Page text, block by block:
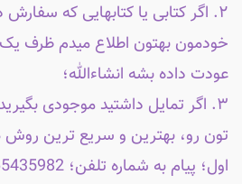
۲. اگر کتابی یا کتابهایی که سفارش
خودمون بهتون اطلاع میدم ظرف یک
عودت داده بشه انشاءالله؛
۳. اگر تمایل داشتید موجودی
تون رو، بهترین و سریع ترین
اول؛ پیام به شماره تلفن؛ 09165435982